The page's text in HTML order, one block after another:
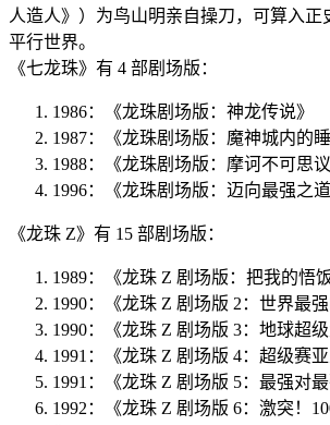
人造人》）为鸟山明亲自操刀，可算入正
平行世界。
《七龙珠》有 4 部剧场版：
1986：《龙珠剧场版：神龙传说》
1987：《龙珠剧场版：魔神城内的睡
1988：《龙珠剧场版：摩诃不可思议
1996：《龙珠剧场版：迈向最强之道
《龙珠 Z》有 15 部剧场版：
1989：《龙珠 Z 剧场版：把我的悟
1990：《龙珠 Z 剧场版 2：世界最强
1990：《龙珠 Z 剧场版 3：地球超级
1991：《龙珠 Z 剧场版 4：超级赛亚
1991：《龙珠 Z 剧场版 5：最强对最
1992：《龙珠 Z 剧场版 6：激突！